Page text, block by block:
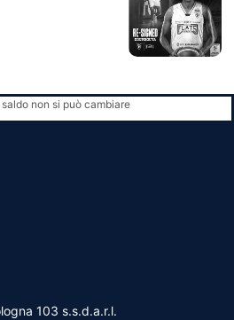
non si può cambiare
103 s.s.d.a.r.l.